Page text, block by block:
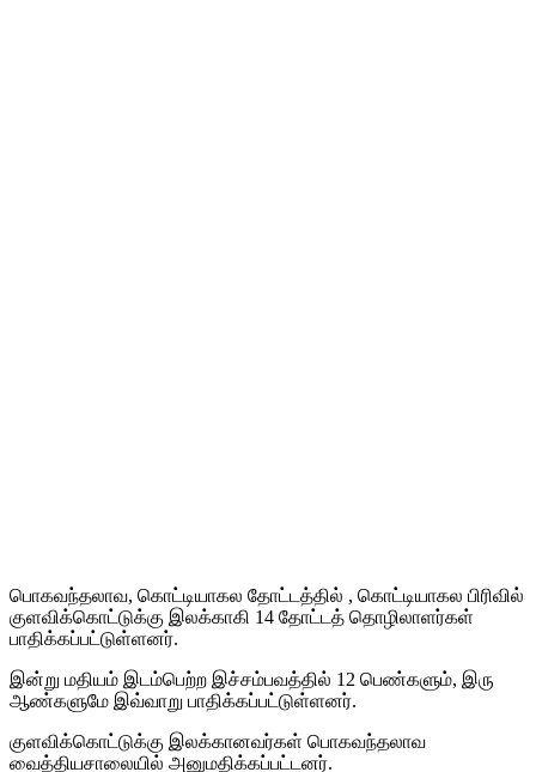
பொகவந்தலாவ, கொட்டியாகல தோட்டத்தில் , கொட்டியாகல பிரிவில்
குளவிக்கொட்டுக்கு இலக்காகி 14 தோட்டத் தொழிலாளர்கள்
பாதிக்கப்பட்டுள்ளனர்.
இன்று மதியம் இடம்பெற்ற இச்சம்பவத்தில் 12 பெண்களும், இரு
ஆண்களுமே இவ்வாறு பாதிக்கப்பட்டுள்ளனர்.
குளவிக்கொட்டுக்கு இலக்கானவர்கள் பொகவந்தலாவ
வைத்தியசாலையில் அனுமதிக்கப்பட்டனர்.